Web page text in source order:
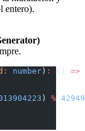
entero).
: number ) : () =>
) %